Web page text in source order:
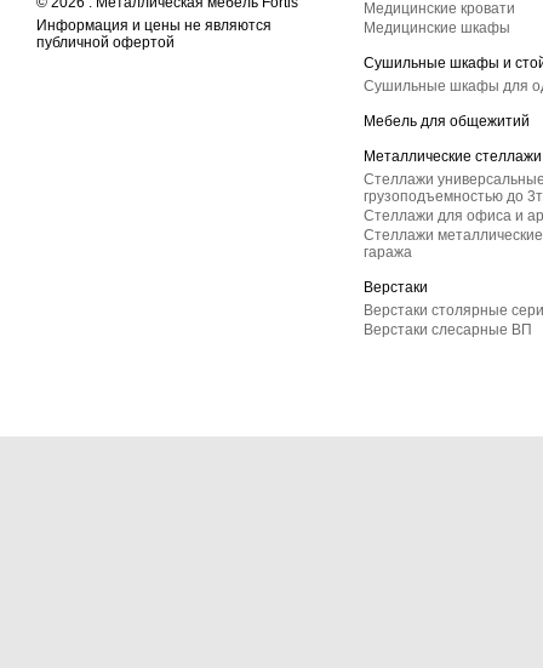
Информация и цены не являются
публичной офертой
Медицинские кровати
Медицинские шкафы
Сушильные шкафы и
Сушильные шкафы для
Мебель для общежитий
Металлические стеллажи
Стеллажи
грузоподъемностью до
Стеллажи для офиса и
Стеллажи
гаража
Верстаки
Верстаки столярные
Верстаки слесарные ВП